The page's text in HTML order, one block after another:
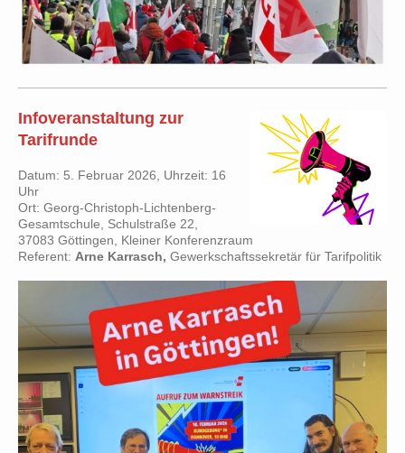
Infoveranstaltung zur
Tarifrunde
Datum: 5. Februar 2026, Uhrzeit: 16
Uhr
Ort: Georg-Christoph-Lichtenberg-
Gesamtschule, Schulstraße 22,
37083 Göttingen, Kleiner Konferenzraum
Referent: Arne Karrasch, Gewerkschaftssekretär für Tarifpolitik